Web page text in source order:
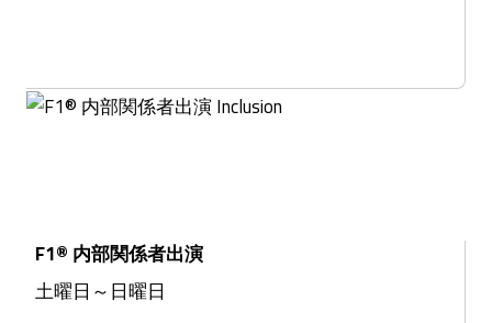
F1® 内部関係者出演
土曜日～日曜日